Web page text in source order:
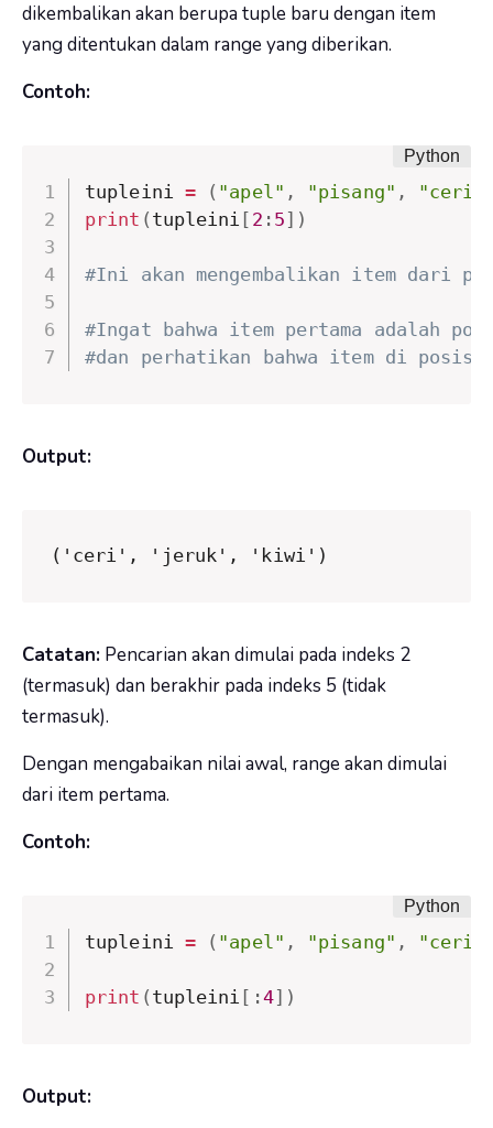
dikembalikan akan berupa tuple baru dengan item
yang ditentukan dalam range yang diberikan.
Contoh:
tupleini = ( "apel" , "pisang" , "ceri"
print ( tupleini [ 2 : 5 ] )
#Ini akan mengembalikan item dari
#Ingat bahwa item pertama adalah
#dan perhatikan bahwa item di posisi
Output:
('ceri', 'jeruk', 'kiwi')
Catatan: Pencarian akan dimulai pada indeks 2
(termasuk) dan berakhir pada indeks 5 (tidak
termasuk).
Dengan mengabaikan nilai awal, range akan dimulai
dari item pertama.
Contoh:
tupleini = ( "apel" , "pisang" , "ceri"
print ( tupleini [ :4] )
Output: